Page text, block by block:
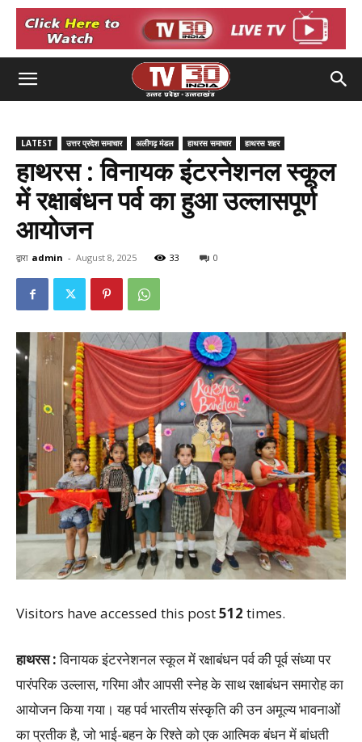
LATEST उत्तर प्रदेश समाचार अलीगढ़ मंडल हाथरस समाचार हाथरस शहर
हाथरस : विनायक इंटरनेशनल स्कूल
में रक्षाबंधन पर्व का हुआ उल्लासपूर्ण
आयोजन
द्वारा admin - August 8, 2025 33 0
Visitors have accessed this post512 times.
हाथरस :विनायक इंटरनेशनल स्कूल में रक्षाबंधन पर्व की पूर्व संध्या पर
पारंपरिक उल्लास, गरिमा और आपसी स्नेह के साथ रक्षाबंधन समारोह का
आयोजन किया गया। यह पर्व भारतीय संस्कृति की उन अमूल्य भावनाओं
का प्रतीक है, जो भाई-बहन के रिश्ते को एक आत्मिक बंधन में बांधती